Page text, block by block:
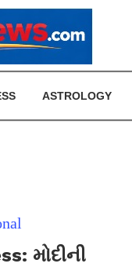
ASTROLOGY
મોદીની